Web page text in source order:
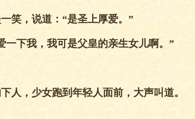
笑，说道：“是圣上厚爱。”
一下我，我可是父皇的亲生女儿啊。”
人，少女跑到年轻人面前，大声叫道。